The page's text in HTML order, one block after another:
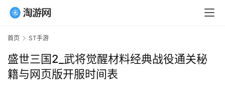
首页 ST手游
盛世三国2_武将觉醒材料经典战役通关秘
籍与网页版开服时间表